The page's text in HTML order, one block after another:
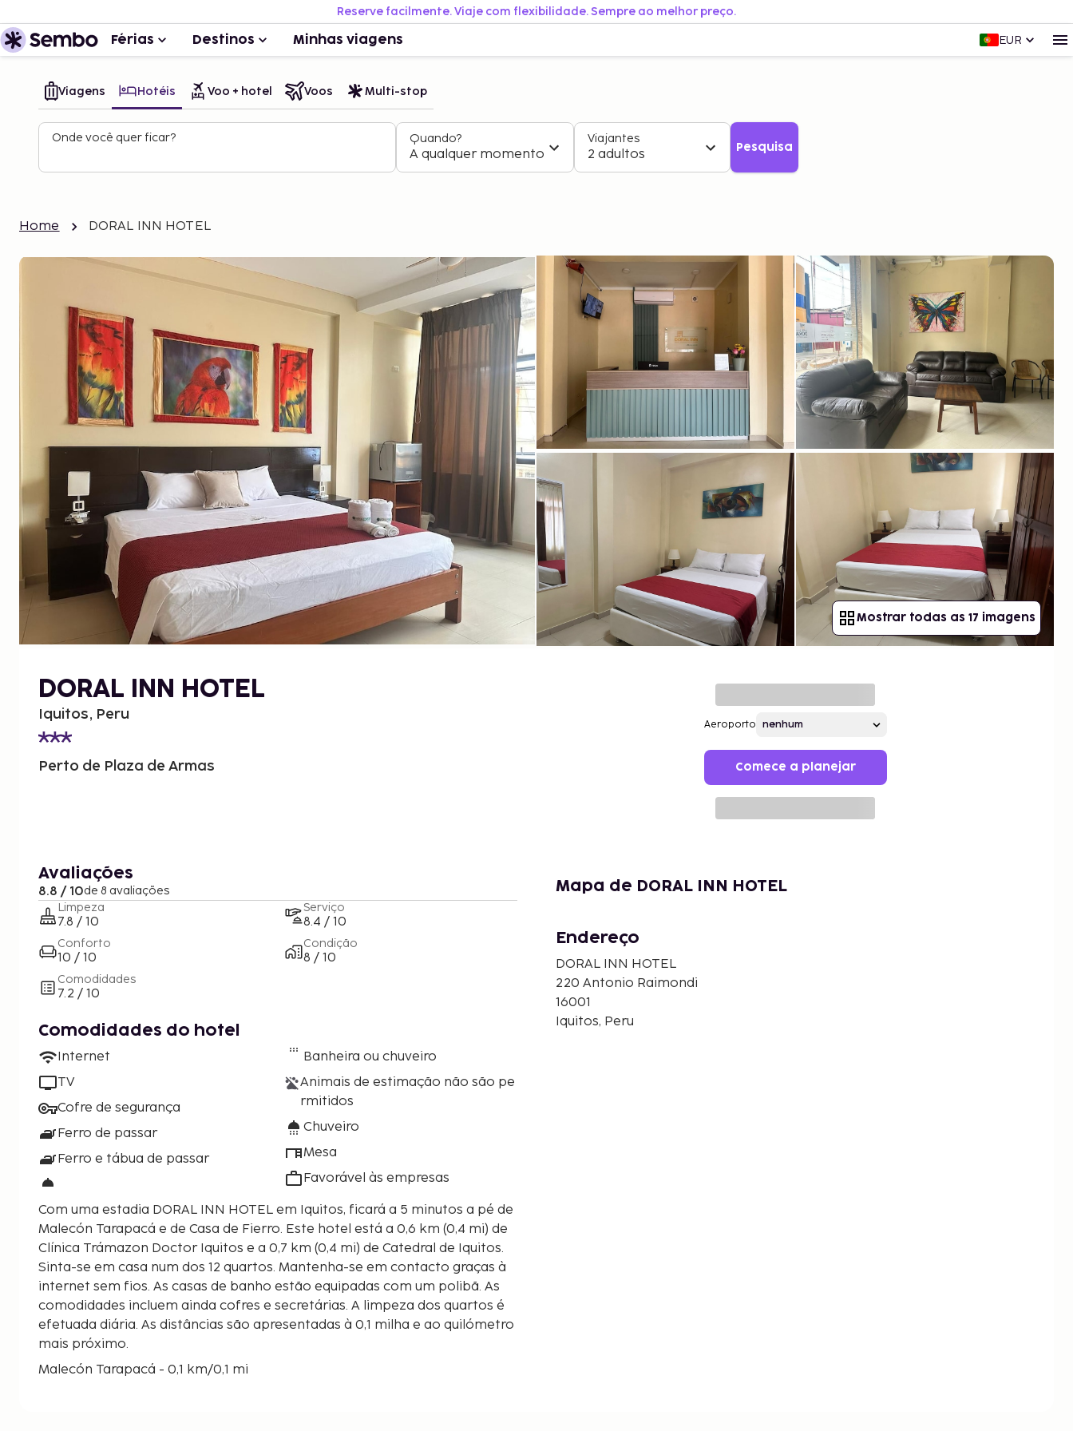
Reserve facilmente. Viaje com flexibilidade. Sempre ao melhor preço.
Férias Destinos Minhas viagens EUR
Viagens Hotéis Voo + hotel Voos Multi-stop
Onde você quer ficar? Quando?
A qualquer momento
Viajantes
2 adultos Pesquisa
Home DORAL INN HOTEL
Mostrar todas as 17 imagens
DORAL INN HOTEL
Iquitos, Peru
Perto de Plaza de Armas
Aeroporto
Comece a planejar
Avaliações
8.8 / 10de 8 avaliações
Limpeza
7.8 / 10
Conforto
10 / 10
Comodidades
7.2 / 10
Serviço
8.4 / 10
Condição
8 / 10
Comodidades do hotel
Internet
TV
Cofre de segurança
Ferro de passar
Ferro e tábua de passar
Banheira ou chuveiro
Animais de estimação não são pe
rmitidos
Chuveiro
Mesa
Favorável às empresas
Com uma estadia DORAL INN HOTEL em Iquitos, ficará a 5 minutos a pé de
Malecón Tarapacá e de Casa de Fierro. Este hotel está a 0,6 km (0,4 mi) de
Clínica Trámazon Doctor Iquitos e a 0,7 km (0,4 mi) de Catedral de Iquitos.
Sinta-se em casa num dos 12 quartos. Mantenha-se em contacto graças à
internet sem fios. As casas de banho estão equipadas com um polibã. As
comodidades incluem ainda cofres e secretárias. A limpeza dos quartos é
efetuada diária. As distâncias são apresentadas à 0,1 milha e ao quilómetro
mais próximo.
Malecón Tarapacá - 0,1 km/0,1 mi
Mapa de DORAL INN HOTEL
Endereço
DORAL INN HOTEL
220 Antonio Raimondi
16001
Iquitos, Peru